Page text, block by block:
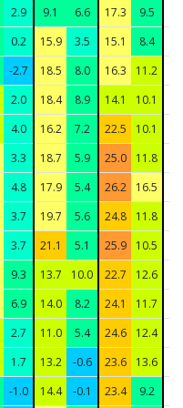
2.9 9.1 6.6 17.3 9.5
0.2 15.9 3.5 15.1 8.4
-2.7 18.5 8.0 16.3 11.2
2.0 18.4 8.9 14.1 10.1
4.0 16.2 7.2 22.5 10.1
3.3 18.7 5.9 25.0 11.8
4.8 17.9 5.4 26.2 16.5
3.7 19.7 5.6 24.8 11.8
3.7 21.1 5.1 25.9 10.5
9.3 13.7 10.0 22.7 12.6
6.9 14.0 8.2 24.1 11.7
2.7 11.0 5.4 24.6 12.4
1.7 13.2 -0.6 23.6 13.6
-1.0 14.4 -0.1 23.4 9.2